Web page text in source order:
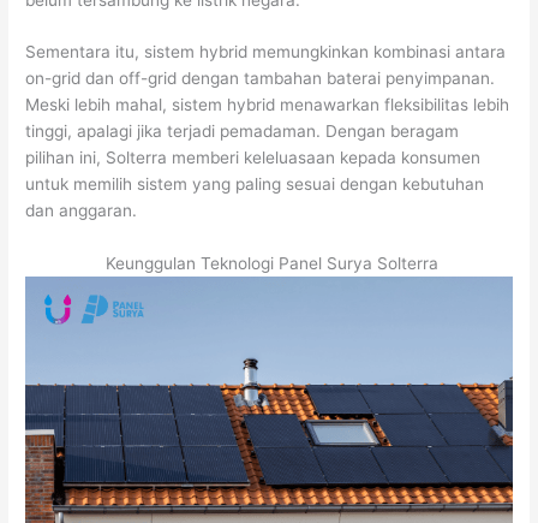
Sementara itu, sistem hybrid memungkinkan kombinasi antara
on-grid dan off-grid dengan tambahan baterai penyimpanan.
Meski lebih mahal, sistem hybrid menawarkan fleksibilitas lebih
tinggi, apalagi jika terjadi pemadaman. Dengan beragam
pilihan ini, Solterra memberi keleluasaan kepada konsumen
untuk memilih sistem yang paling sesuai dengan kebutuhan
dan anggaran.
Keunggulan Teknologi Panel Surya Solterra